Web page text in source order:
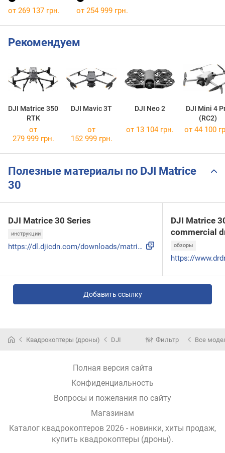
от 269 137 грн. от 254 999 грн.
Рекомендуем
DJI Matrice 350
RTK
DJI Mavic 3T DJI Neo 2
DJI Mini 4
(RC2)
от
279 999 грн.
от
152 999 грн.
от 13 104 грн. от 44 100
Полезные материалы по DJI Matrice
30
DJI Matrice 30 Series
инструкции
https://dl.djicdn.com/downloads/matrice-30-series/20220426/...
DJI Matrice
commercial
обзоры
Добавить ссылку
Квадрокоптеры (дроны) DJI Фильтр Все
Полная версия сайта
Конфиденциальность
Вопросы и пожелания по сайту
Магазинам
Каталог квадрокоптеров 2026 - новинки, хиты продаж,
купить квадрокоптеры (дроны).